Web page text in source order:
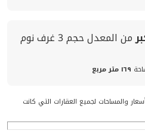
من المعدلحجم
3 غرف نوم
١٦٩ متر مربع
والمساحات لجميع العقارات التي كانت